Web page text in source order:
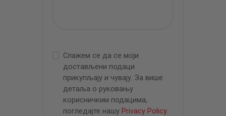
Слажем се да се моји
достављени подаци
прикупљају и чувају. За више
детаља о руковању
корисничким подацима,
погледајте нашу Privacy Policy.